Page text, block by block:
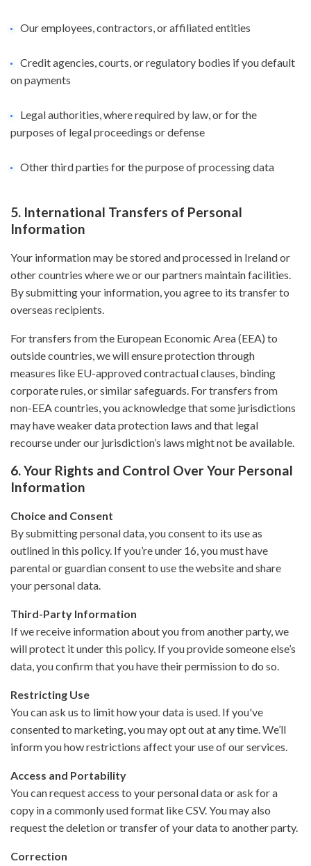
Our employees, contractors, or affiliated entities
Credit agencies, courts, or regulatory bodies if you default
on payments
Legal authorities, where required by law, or for the
purposes of legal proceedings or defense
Other third parties for the purpose of processing data
5. International Transfers of Personal
Information
Your information may be stored and processed in Ireland or
other countries where we or our partners maintain facilities.
By submitting your information, you agree to its transfer to
overseas recipients.
For transfers from the European Economic Area (EEA) to
outside countries, we will ensure protection through
measures like EU-approved contractual clauses, binding
corporate rules, or similar safeguards. For transfers from
non-EEA countries, you acknowledge that some jurisdictions
may have weaker data protection laws and that legal
recourse under our jurisdiction’s laws might not be available.
6. Your Rights and Control Over Your Personal
Information
Choice and Consent
By submitting personal data, you consent to its use as
outlined in this policy. If you’re under 16, you must have
parental or guardian consent to use the website and share
your personal data.
Third-Party Information
If we receive information about you from another party, we
will protect it under this policy. If you provide someone else’s
data, you confirm that you have their permission to do so.
Restricting Use
You can ask us to limit how your data is used. If you've
consented to marketing, you may opt out at any time. We’ll
inform you how restrictions affect your use of our services.
Access and Portability
You can request access to your personal data or ask for a
copy in a commonly used format like CSV. You may also
request the deletion or transfer of your data to another party.
Correction